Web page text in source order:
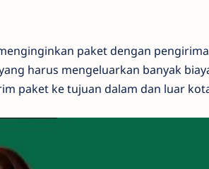
paket dengan
harus mengeluarkan banyak
paket ke tujuan dalam dan luar